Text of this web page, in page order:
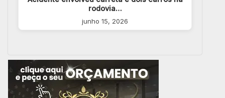
rodovia…
junho 15, 2026